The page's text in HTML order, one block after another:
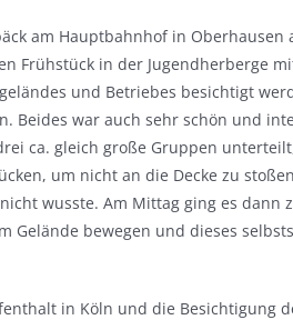
am Hauptbahnhof in
Frühstück in der Jugendherberge
und Betriebes besichtigt
Beides war auch sehr schön und
ca. gleich große Gruppen
um nicht an die Decke zu
wusste. Am Mittag ging es
bewegen und dieses
in Köln und die Besichtigung